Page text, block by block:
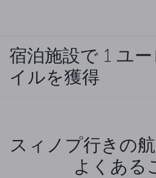
宿泊施設で 1 ユ
イルを獲得
スィノプ行きの
よくある